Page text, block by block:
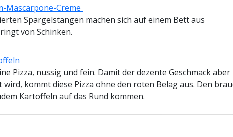
Mascarpone-Creme
Spargelstangen machen sich auf einem Bett aus
von Schinken.
Pizza, nussig und fein. Damit der dezente Geschmack aber
kommt diese Pizza ohne den roten Belag aus. Den
Kartoffeln auf das Rund kommen.